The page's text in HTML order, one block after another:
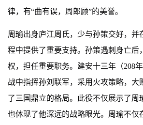
律，有“曲有误，周郎顾”的美誉。
周瑜出身庐江周氏，少与孙策交好，并
程中提供了重要支持。孙策遇刺身亡后
权，担任重要职务。建安十三年（208
战中指挥孙刘联军，采用火攻策略，大
了三国鼎立的格局。此役不仅展示了周
也体现了他深远的战略眼光。周瑜不仅